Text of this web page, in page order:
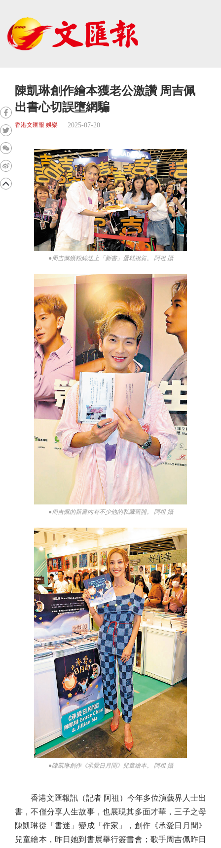
陳凱琳創作繪本獲老公激讚 周吉佩
出書心切誤墮網騙
香港文匯報 娛樂 2025-07-20
●周吉佩獲粉絲送上「新書」蛋糕祝賀。 阿祖 攝
●周吉佩的新書內有不少他的私藏舊照。 阿祖 攝
●陳凱琳創作《承愛日月間》兒童繪本。 阿祖 攝
香港文匯報訊（記者 阿祖）今年多位演藝界人士出
書，不僅分享人生故事，也展現其多面才華，三子之母
陳凱琳從「書迷」變成「作家」，創作《承愛日月間》
兒童繪本，昨日她到書展舉行簽書會；歌手周吉佩昨日